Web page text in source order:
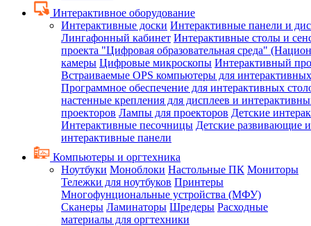
Интерактивное оборудование
Интерактивные доски Интерактивные панели и
Лингафонный кабинет Интерактивные столы и
проекта "Цифровая образовательная среда"
камеры Цифровые микроскопы Интерактивный
Встраиваемые OPS компьютеры для
Программное обеспечение для интерактивных
настенные крепления для дисплеев и
проекторов Лампы для проекторов Детские
Интерактивные песочницы Детские развивающие
интерактивные панели
Компьютеры и оргтехника
Ноутбуки Моноблоки Настольные ПК Мониторы
Тележки для ноутбуков Принтеры
Многофунциональные устройства (МФУ)
Сканеры Ламинаторы Шредеры Расходные
материалы для оргтехники